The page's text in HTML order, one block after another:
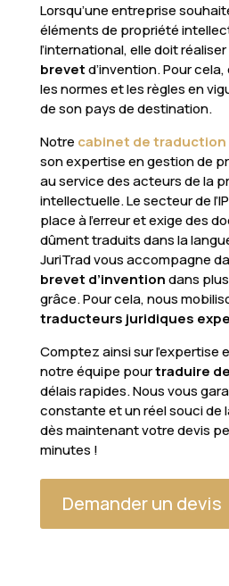
Lorsqu’une entreprise
éléments de propriété
l’international, elle doit réaliser
brevetd’invention. Pour
les normes et les règles en
de son pays de destination.
Notre cabinet de traduction
son expertise en gestion de
au service des acteurs de la
intellectuelle. Le secteur de
place à l’erreur et exige des
dûment traduits dans la
JuriTrad vous accompagne
brevet d’inventiondans
grâce. Pour cela, nous
traducteurs juridiques
Comptez ainsi sur l’expertise
notre équipe pourtraduire
délais rapides. Nous vous
constante et un réel souci de
dès maintenant votre devis
minutes !
Demander un devis